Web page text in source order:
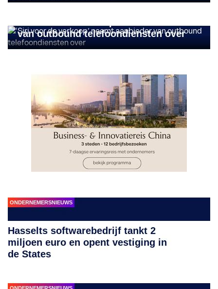
van outbound telefoondiensten over
ONDERNEMERSNIEUWS
Hasselts softwarebedrijf tankt 2
miljoen euro en opent vestiging in
de States